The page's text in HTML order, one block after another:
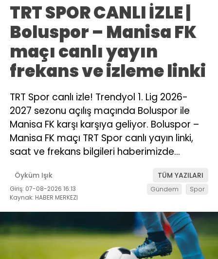
TRT SPOR CANLI İZLE |
Boluspor – Manisa FK
maçı canlı yayın
frekans ve izleme linki
TRT Spor canlı izle! Trendyol 1. Lig 2026-
2027 sezonu açılış maçında Boluspor ile
Manisa FK karşı karşıya geliyor. Boluspor –
Manisa FK maçı TRT Spor canlı yayın linki,
saat ve frekans bilgileri haberimizde…
Öyküm Işık TÜM YAZILARI
Giriş: 07-08-2026 16:13
Kaynak: HABER MERKEZI
Gündem Spor